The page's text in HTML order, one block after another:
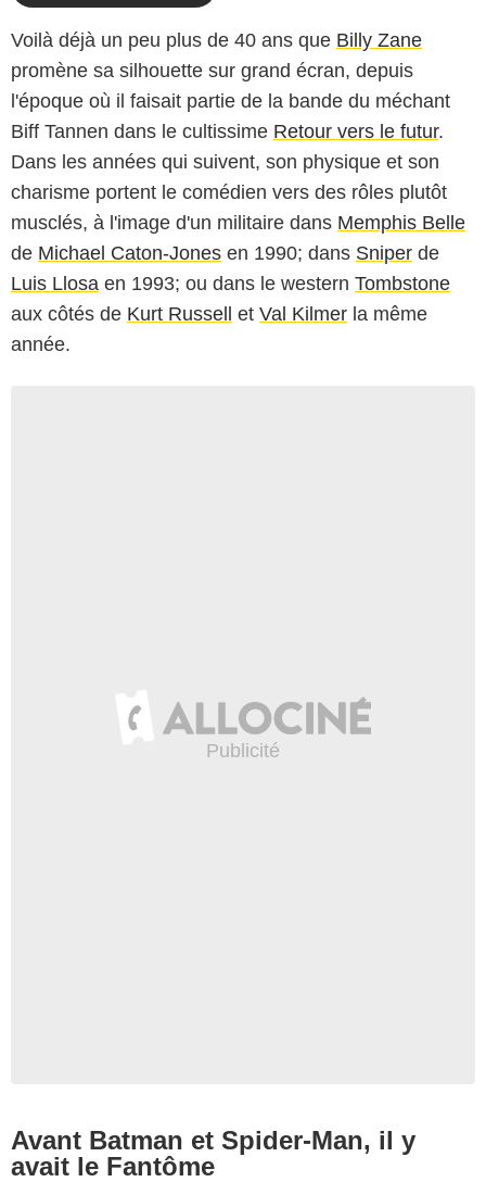
Voilà déjà un peu plus de 40 ans que Billy Zane
promène sa silhouette sur grand écran, depuis
l'époque où il faisait partie de la bande du méchant
Biff Tannen dans le cultissime Retour vers le futur.
Dans les années qui suivent, son physique et son
charisme portent le comédien vers des rôles plutôt
musclés, à l'image d'un militaire dans Memphis Belle
de Michael Caton-Jones en 1990; dans Sniper de
Luis Llosa en 1993; ou dans le western Tombstone
aux côtés de Kurt Russell et Val Kilmer la même
année.
Avant Batman et Spider-Man, il y
avait le Fantôme